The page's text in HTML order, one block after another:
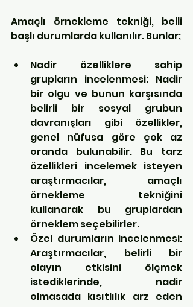
Amaçlı örnekleme tekniği, belli
başlı durumlarda kullanılır. Bunlar;
Nadir özelliklere sahip
grupların incelenmesi: Nadir
bir olgu ve bunun karşısında
belirli bir sosyal grubun
davranışları gibi özellikler,
genel nüfusa göre çok az
oranda bulunabilir. Bu tarz
özellikleri incelemek isteyen
araştırmacılar, amaçlı
örnekleme tekniğini
kullanarak bu gruplardan
örneklem seçebilirler.
Özel durumların incelenmesi:
Araştırmacılar, belirli bir
olayın etkisini ölçmek
istediklerinde, nadir
olmasada kısıtlılık arz eden